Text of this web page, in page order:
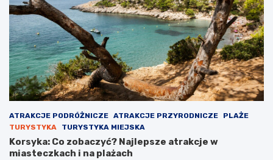
ATRAKCJE PODRÓŻNICZE ATRAKCJE PRZYRODNICZE
PLAŻE
TURYSTYKA
TURYSTYKA MIEJSKA
Korsyka: Co zobaczyć? Najlepsze atrakcje w
miasteczkach i na plażach